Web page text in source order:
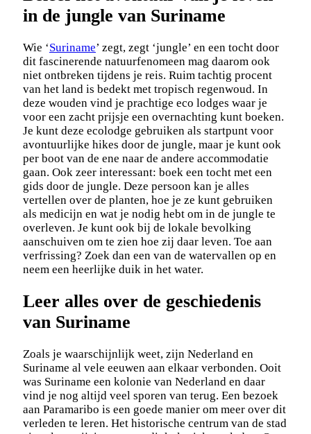
in de jungle van Suriname
Wie ‘Suriname’ zegt, zegt ‘jungle’ en een tocht door
dit fascinerende natuurfenomeen mag daarom ook
niet ontbreken tijdens je reis. Ruim tachtig procent
van het land is bedekt met tropisch regenwoud. In
deze wouden vind je prachtige eco lodges waar je
voor een zacht prijsje een overnachting kunt boeken.
Je kunt deze ecolodge gebruiken als startpunt voor
avontuurlijke hikes door de jungle, maar je kunt ook
per boot van de ene naar de andere accommodatie
gaan. Ook zeer interessant: boek een tocht met een
gids door de jungle. Deze persoon kan je alles
vertellen over de planten, hoe je ze kunt gebruiken
als medicijn en wat je nodig hebt om in de jungle te
overleven. Je kunt ook bij de lokale bevolking
aanschuiven om te zien hoe zij daar leven. Toe aan
verfrissing? Zoek dan een van de watervallen op en
neem een heerlijke duik in het water.
Leer alles over de geschiedenis
van Suriname
Zoals je waarschijnlijk weet, zijn Nederland en
Suriname al vele eeuwen aan elkaar verbonden. Ooit
was Suriname een kolonie van Nederland en daar
vind je nog altijd veel sporen van terug. Een bezoek
aan Paramaribo is een goede manier om meer over dit
verleden te leren. Het historische centrum van de stad